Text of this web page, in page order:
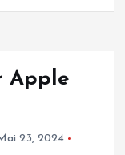
Apple
23, 2024